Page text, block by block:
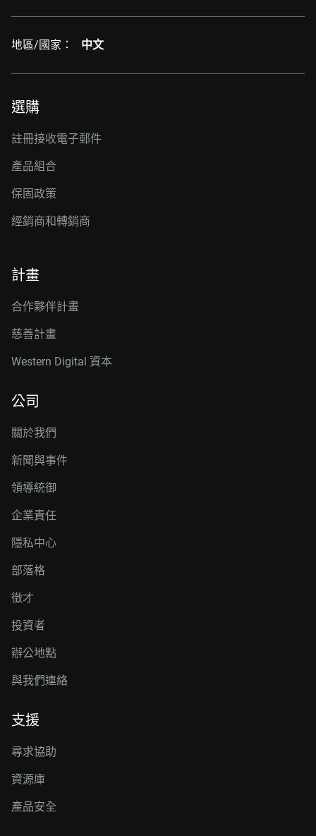
地區/國家： 中文
選購
註冊接收電子郵件
產品組合
保固政策
經銷商和轉銷商
計畫
合作夥伴計畫
慈善計畫
Western Digital 資本
公司
關於我們
新聞與事件
領導統御
企業責任
隱私中心
部落格
徵才
投資者
辦公地點
與我們連絡
支援
尋求協助
資源庫
產品安全